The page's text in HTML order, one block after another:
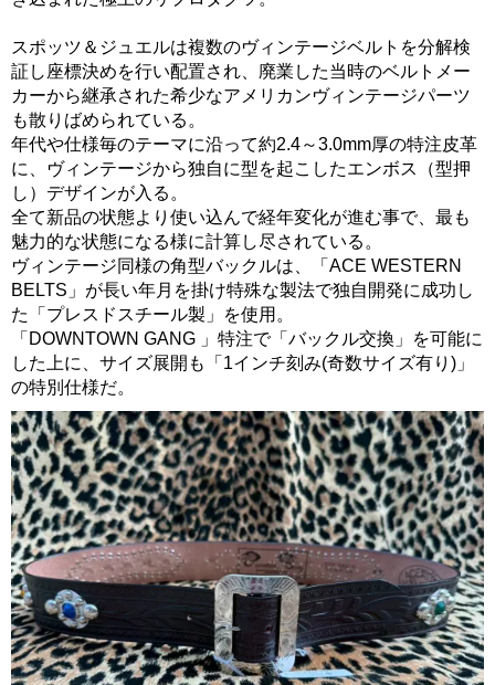
スポッツ＆ジュエルは複数のヴィンテージベルトを分解検
証し座標決めを行い配置され、廃業した当時のベルトメー
カーから継承された希少なアメリカンヴィンテージパーツ
も散りばめられている。
年代や仕様毎のテーマに沿って約2.4～3.0mm厚の特注皮革
に、ヴィンテージから独自に型を起こしたエンボス（型押
し）デザインが入る。
全て新品の状態より使い込んで経年変化が進む事で、最も
魅力的な状態になる様に計算し尽されている。
ヴィンテージ同様の角型バックルは、「ACE WESTERN
BELTS」が長い年月を掛け特殊な製法で独自開発に成功し
た「プレスドスチール製」を使用。
「DOWNTOWN GANG 」特注で「バックル交換」を可能に
した上に、サイズ展開も「1インチ刻み(奇数サイズ有り)」
の特別仕様だ。